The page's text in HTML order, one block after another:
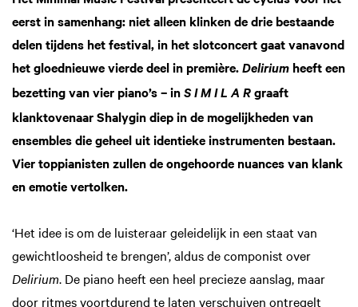
eerst in samenhang: niet alleen klinken de drie bestaande
delen tijdens het festival, in het slotconcert gaat vanavond
het gloednieuwe vierde deel in première. Delirium heeft een
bezetting van vier piano’s – in S I M I L A R graaft
klanktovenaar Shalygin diep in de mogelijkheden van
ensembles die geheel uit identieke instrumenten bestaan.
Vier toppianisten zullen de ongehoorde nuances van klank
en emotie vertolken.
‘Het idee is om de luisteraar geleidelijk in een staat van
gewichtloosheid te brengen’, aldus de componist over
Delirium. De piano heeft een heel precieze aanslag, maar
door ritmes voortdurend te laten verschuiven ontregelt